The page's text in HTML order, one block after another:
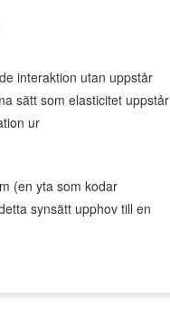
interaktion utan uppstår
sätt som elasticitet uppstår
ur
(en yta som kodar
synsätt upphov till en